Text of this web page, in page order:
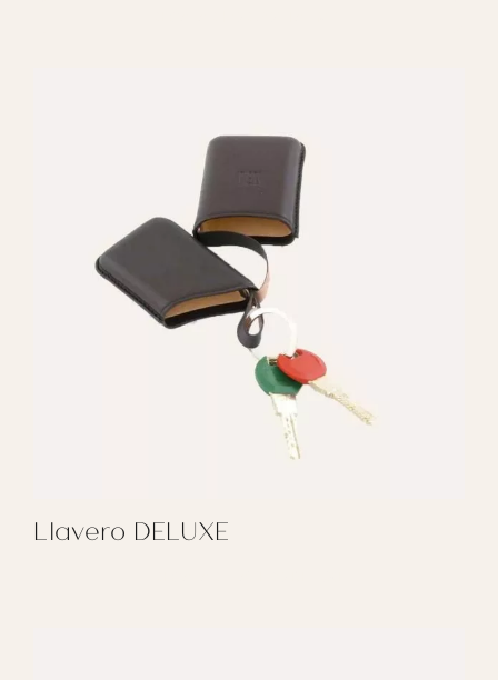
Llavero DELUXE